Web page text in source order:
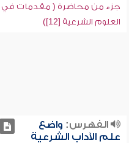
جزء من محاضرة ( مقدمات في
العلوم الشرعية [12])
الفهرس: واضع
علم الآداب الشرعية